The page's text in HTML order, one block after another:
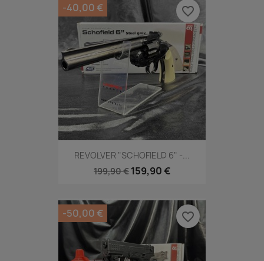
REVOLVER "SCHOFIELD 6" -...
199,90 € 159,90 €
-40,00 € favorite_border
-50,00 € favorite_border